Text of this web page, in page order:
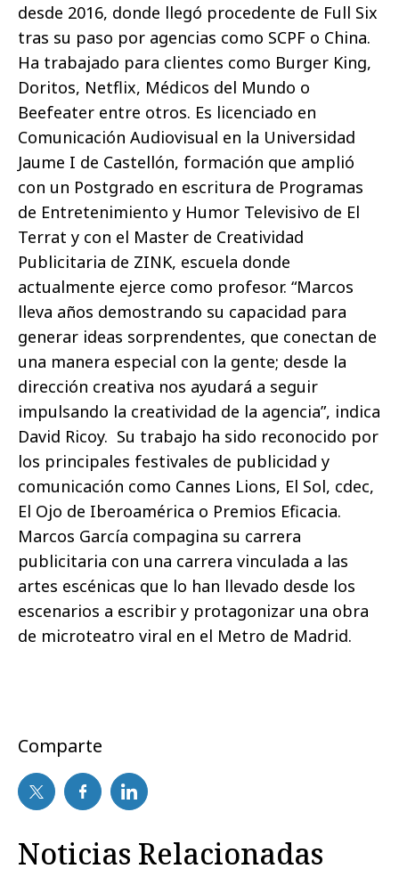
desde 2016, donde llegó procedente de Full Six
tras su paso por agencias como SCPF o China.
Ha trabajado para clientes como Burger King,
Doritos, Netflix, Médicos del Mundo o
Beefeater entre otros. Es licenciado en
Comunicación Audiovisual en la Universidad
Jaume I de Castellón, formación que amplió
con un Postgrado en escritura de Programas
de Entretenimiento y Humor Televisivo de El
Terrat y con el Master de Creatividad
Publicitaria de ZINK, escuela donde
actualmente ejerce como profesor. “Marcos
lleva años demostrando su capacidad para
generar ideas sorprendentes, que conectan de
una manera especial con la gente; desde la
dirección creativa nos ayudará a seguir
impulsando la creatividad de la agencia”, indica
David Ricoy. Su trabajo ha sido reconocido por
los principales festivales de publicidad y
comunicación como Cannes Lions, El Sol, cdec,
El Ojo de Iberoamérica o Premios Eficacia.
Marcos García compagina su carrera
publicitaria con una carrera vinculada a las
artes escénicas que lo han llevado desde los
escenarios a escribir y protagonizar una obra
de microteatro viral en el Metro de Madrid.
Comparte
Noticias Relacionadas